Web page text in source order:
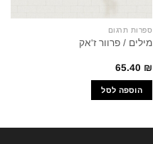
ספרות תרגום
מילים / פרוור ז'אק
65.40 ₪
הוספה לסל